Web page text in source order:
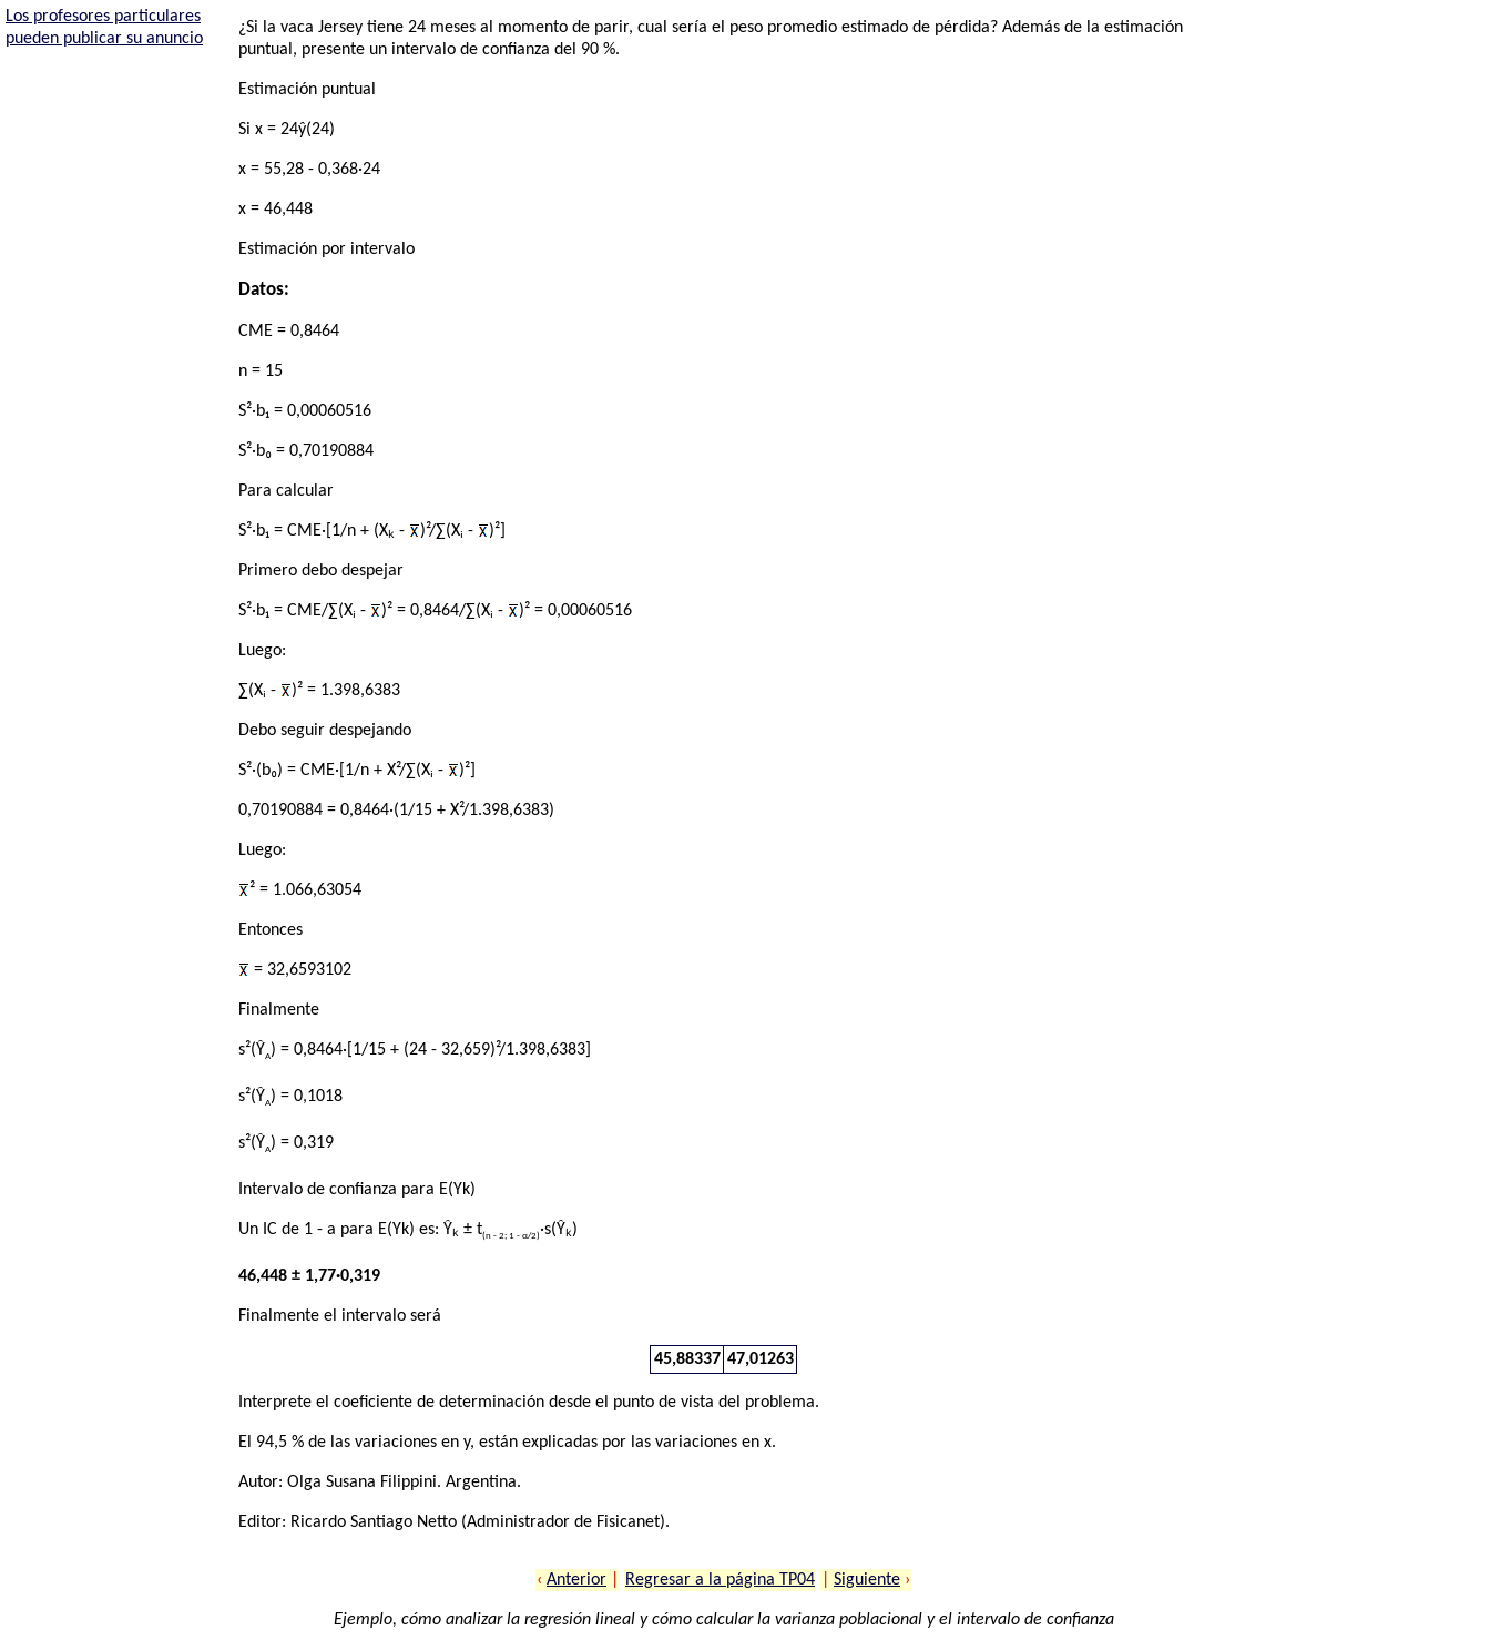
Los profesores particulares
pueden publicar su anuncio
¿Si la vaca Jersey tiene 24 meses al momento de parir, cual sería el peso promedio estimado de pérdida? Además de la estimación
puntual, presente un intervalo de confianza del 90 %.
Estimación puntual
Si x = 24ŷ(24)
x = 55,28 - 0,368·24
x = 46,448
Estimación por intervalo
Datos:
CME = 0,8464
n = 15
S²·b₁ = 0,00060516
S²·b₀ = 0,70190884
Para calcular
S²·b₁ = CME·[1/n + (Xₖ - )²/∑(Xᵢ - )²]
Primero debo despejar
S²·b₁ = CME/∑(Xᵢ - )² = 0,8464/∑(Xᵢ - )² = 0,00060516
Luego:
∑(Xᵢ - )² = 1.398,6383
Debo seguir despejando
S²·(b₀) = CME·[1/n + X²/∑(Xᵢ - )²]
0,70190884 = 0,8464·(1/15 + X²/1.398,6383)
Luego:
² = 1.066,63054
Entonces
= 32,6593102
Finalmente
s²(ŶA) = 0,8464·[1/15 + (24 - 32,659)²/1.398,6383]
s²(ŶA) = 0,1018
s²(ŶA) = 0,319
Intervalo de confianza para E(Yk)
Un IC de 1 - a para E(Yk) es: Ŷₖ ± t(n - 2; 1 - α/2) ·s(Ŷₖ)
46,448 ± 1,77·0,319
Finalmente el intervalo será
45,88337 47,01263
Interprete el coeficiente de determinación desde el punto de vista del problema.
El 94,5 % de las variaciones en y, están explicadas por las variaciones en x.
Autor:Olga Susana Filippini. Argentina.
Editor: Ricardo Santiago Netto (Administrador de Fisicanet).
‹ Anterior Regresar a la página TP04 Siguiente ›
Ejemplo, cómo analizar la regresión lineal y cómo calcular la varianza poblacional y el intervalo de confianza